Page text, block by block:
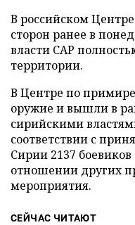
В российском
сторон ранее в
власти САР
территории.
В Центре по
оружие и вышли в
сирийскими
соответствии с
Сирии 2137
отношении других
мероприятия.
СЕЙЧАС ЧИТАЮТ